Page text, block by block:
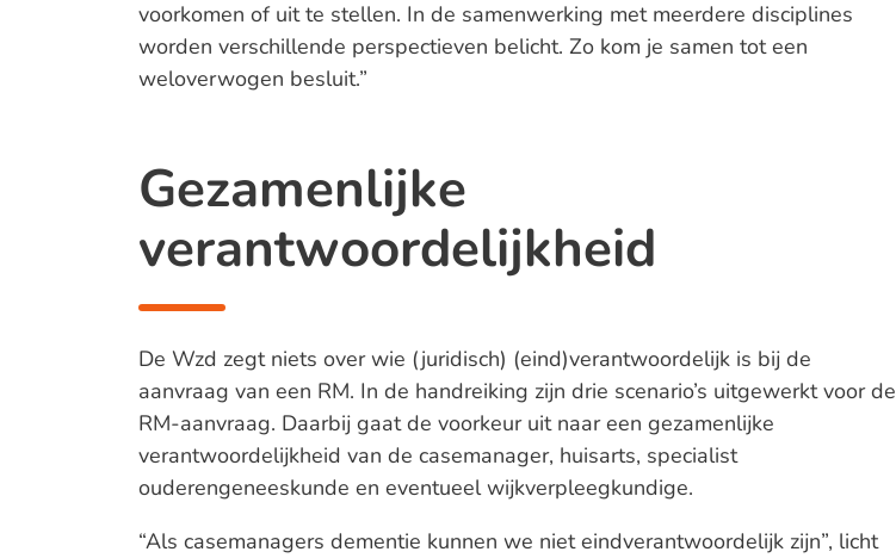
voorkomen of uit te stellen. In de samenwerking met meerdere disciplines
worden verschillende perspectieven belicht. Zo kom je samen tot een
weloverwogen besluit.”
Gezamenlijke
verantwoordelijkheid
De Wzd zegt niets over wie (juridisch) (eind)verantwoordelijk is bij de
aanvraag van een RM. In de handreiking zijn drie scenario’s uitgewerkt voor de
RM-aanvraag. Daarbij gaat de voorkeur uit naar een gezamenlijke
verantwoordelijkheid van de casemanager, huisarts, specialist
ouderengeneeskunde en eventueel wijkverpleegkundige.
“Als casemanagers dementie kunnen we niet eindverantwoordelijk zijn”, licht